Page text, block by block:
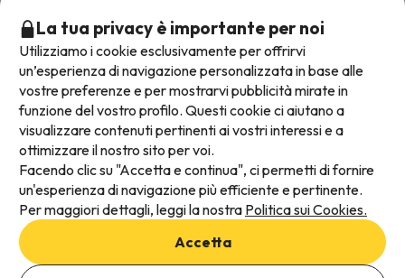
Metodi di pagamento disponibili
Termini e condizioni generali
Protezione dei dati
La tua privacy è importante per noi
Utilizziamo i cookie esclusivamente per offrirvi
un’esperienza di navigazione personalizzata in base alle
vostre preferenze e per mostrarvi pubblicità mirate in
funzione del vostro profilo. Questi cookie ci aiutano a
visualizzare contenuti pertinenti ai vostri interessi e a
ottimizzare il nostro sito per voi.
Facendo clic su "Accetta e continua", ci permetti di fornire
un'esperienza di navigazione più efficiente e pertinente.
Per maggiori dettagli, leggi la nostra Politica sui Cookies.
Accetta